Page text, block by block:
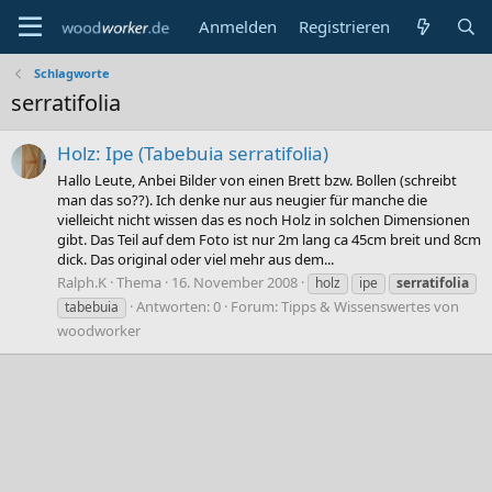
Anmelden Registrieren
Schlagworte
serratifolia
Holz: Ipe (Tabebuia serratifolia)
Hallo Leute, Anbei Bilder von einen Brett bzw. Bollen (schreibt
man das so??). Ich denke nur aus neugier für manche die
vielleicht nicht wissen das es noch Holz in solchen Dimensionen
gibt. Das Teil auf dem Foto ist nur 2m lang ca 45cm breit und 8cm
dick. Das original oder viel mehr aus dem...
Ralph.K Thema 16. November 2008 holz ipe
serratifolia
tabebuia
Antworten: 0 Forum:Tipps & Wissenswertes von
woodworker